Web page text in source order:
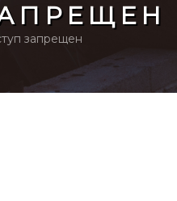
запрещен